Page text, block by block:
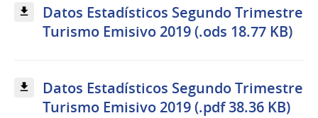
Datos Estadísticos Segundo Trimestre
Turismo Emisivo 2019 (.ods 18.77 KB)
Datos Estadísticos Segundo Trimestre
Turismo Emisivo 2019 (.pdf 38.36 KB)